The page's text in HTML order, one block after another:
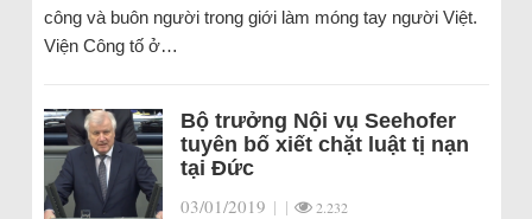
công và buôn người trong giới làm móng tay người Việt.
Viện Công tố ở…
Bộ trưởng Nội vụ Seehofer
tuyên bố xiết chặt luật tị nạn
tại Đức
03/01/2019 | | 2.232